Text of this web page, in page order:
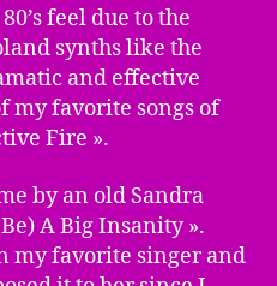
feel due to the
synths like the
and effective
my favorite songs of
Fire ».
by an old Sandra
A Big Insanity ».
my favorite singer and